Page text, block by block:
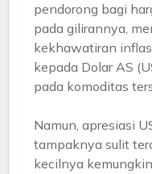
pendorong bagi
pada gilirannya,
kekhawatiran
kepada Dolar AS
pada komoditas
Namun, apresiasi
tampaknya sulit
kecilnya